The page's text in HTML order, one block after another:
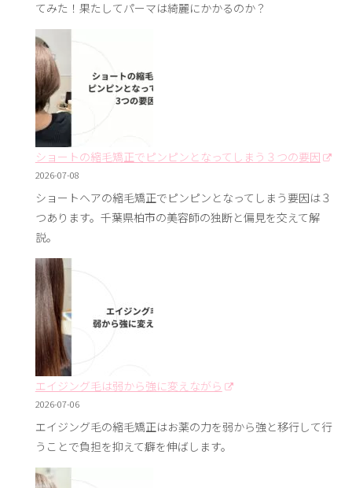
てみた！果たしてパーマは綺麗にかかるのか？
ショートの縮毛矯正でピンピンとなってしまう３つの要因
2026-07-08
ショートヘアの縮毛矯正でピンピンとなってしまう要因は３
つあります。千葉県柏市の美容師の独断と偏見を交えて解
説。
エイジング毛は弱から強に変えながら
2026-07-06
エイジング毛の縮毛矯正はお薬の力を弱から強と移行して行
うことで負担を抑えて癖を伸ばします。